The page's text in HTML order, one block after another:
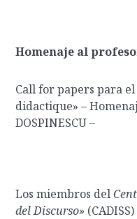
Homenaje al
Call for papers para
didactique» –
DOSPINESCU –
Los miembros del
del Discurso»